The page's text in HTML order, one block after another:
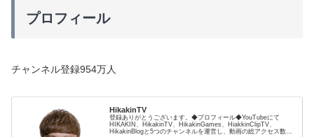
プロフィール
チャンネル登録954万人
HikakinTV
登録ありがとうございます。◆プロフィール◆YouTubeにて
HIKAKIN、HikakinTV、HikakinGames、HiakkinClipTV、
HikakinBlogと5つのチャンネルを運営し、動画の総アクセス数は